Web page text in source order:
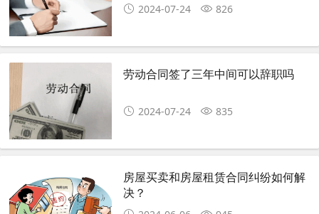
2024-07-24 826
劳动合同签了三年中间可以辞职吗
2024-07-24 835
房屋买卖和房屋租赁合同纠纷如何解
决？